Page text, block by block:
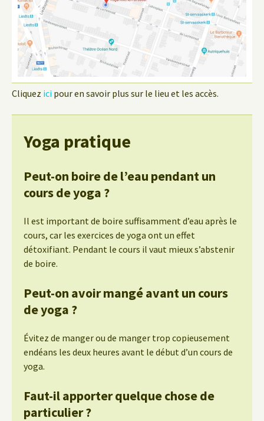
Cliquez ici pour en savoir plus sur le lieu et les accès.
Yoga pratique
Peut-on boire de l’eau pendant un
cours de yoga ?
Il est important de boire suffisamment d’eau après le
cours, car les exercices de yoga ont un effet
détoxifiant. Pendant le cours il vaut mieux s’abstenir
de boire.
Peut-on avoir mangé avant un cours
de yoga ?
Évitez de manger ou de manger trop copieusement
endéans les deux heures avant le début d’un cours de
yoga.
Faut-il apporter quelque chose de
particulier ?